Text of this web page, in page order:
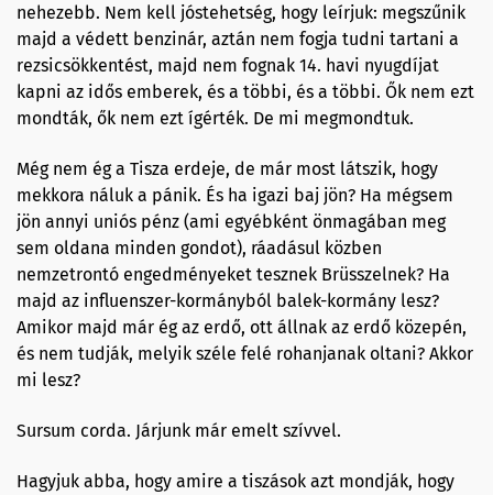
nehezebb. Nem kell jóstehetség, hogy leírjuk: megszűnik
majd a védett benzinár, aztán nem fogja tudni tartani a
rezsicsökkentést, majd nem fognak 14. havi nyugdíjat
kapni az idős emberek, és a többi, és a többi. Ők nem ezt
mondták, ők nem ezt ígérték. De mi megmondtuk.
Még nem ég a Tisza erdeje, de már most látszik, hogy
mekkora náluk a pánik. És ha igazi baj jön? Ha mégsem
jön annyi uniós pénz (ami egyébként önmagában meg
sem oldana minden gondot), ráadásul közben
nemzetrontó engedményeket tesznek Brüsszelnek? Ha
majd az influenszer-kormányból balek-kormány lesz?
Amikor majd már ég az erdő, ott állnak az erdő közepén,
és nem tudják, melyik széle felé rohanjanak oltani? Akkor
mi lesz?
Sursum corda. Járjunk már emelt szívvel.
Hagyjuk abba, hogy amire a tiszások azt mondják, hogy